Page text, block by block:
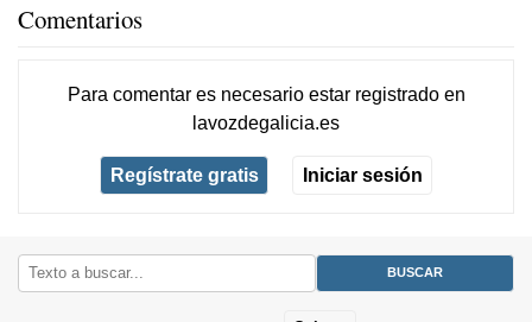
Comentarios
Para comentar es necesario estar registradoen
lavozdegalicia.es
Regístrate gratis Iniciar sesión